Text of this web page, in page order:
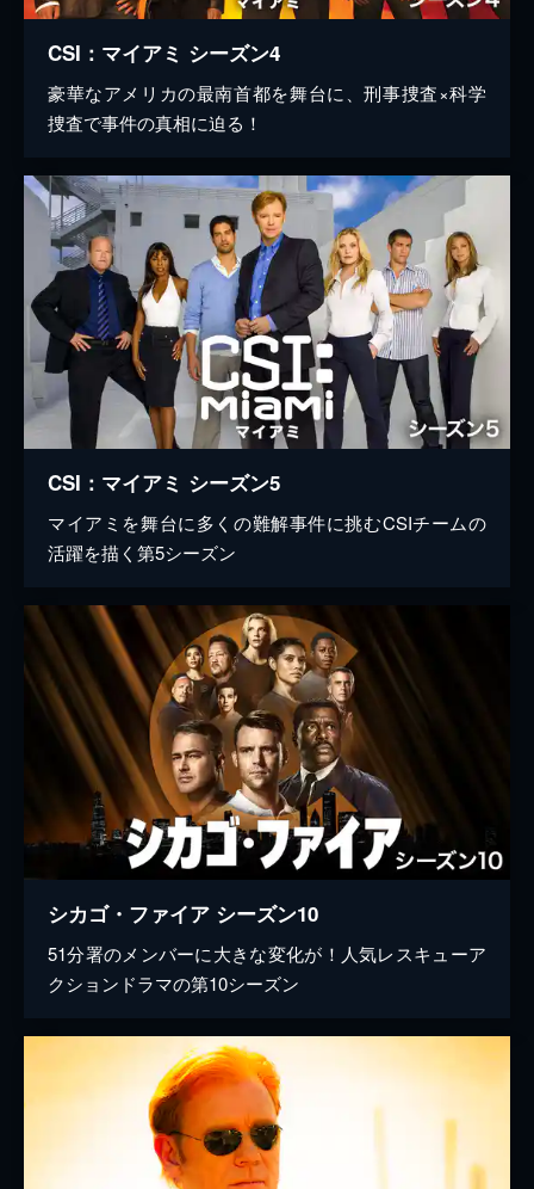
CSI：マイアミ シーズン4
豪華なアメリカの最南首都を舞台に、刑事捜査×科学
捜査で事件の真相に迫る！
CSI：マイアミ シーズン5
マイアミを舞台に多くの難解事件に挑むCSIチームの
活躍を描く第5シーズン
シカゴ・ファイア シーズン10
51分署のメンバーに大きな変化が！人気レスキューア
クションドラマの第10シーズン